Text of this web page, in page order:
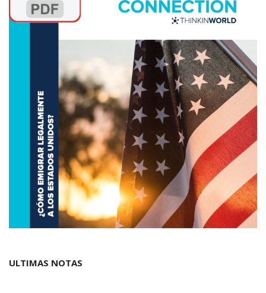
ULTIMAS NOTAS